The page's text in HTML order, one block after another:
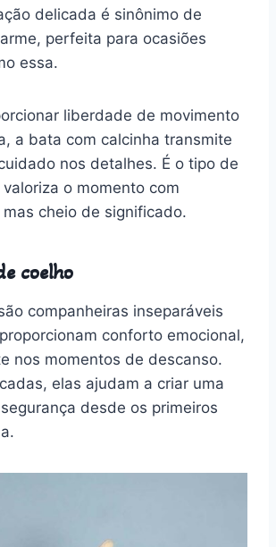
delicada é sinônimo de
perfeita para ocasiões
essa.
liberdade de movimento
a bata com calcinha transmite
nos detalhes. É o tipo de
o momento com
cheio de significado.
coelho
companheiras inseparáveis
conforto emocional,
nos momentos de descanso.
elas ajudam a criar uma
desde os primeiros